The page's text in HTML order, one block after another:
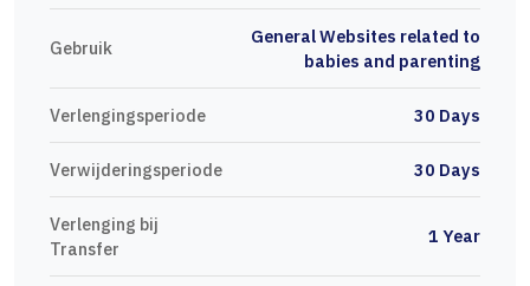
Gebruik
General Websites related to
babies and parenting
Verlengingsperiode 30 Days
Verwijderingsperiode 30 Days
Verlenging bij
Transfer
1 Year